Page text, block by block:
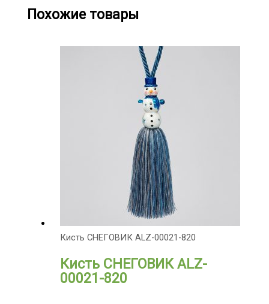
Похожие товары
Кисть СНЕГОВИК ALZ-00021-820
Кисть СНЕГОВИК ALZ-
00021-820